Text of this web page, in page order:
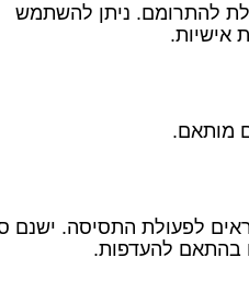
להתרומם. ניתן להשתמש
אישיות.
מותאם.
לפעולת התסיסה. ישנם
בהתאם להעדפות.